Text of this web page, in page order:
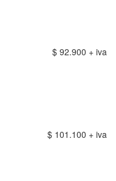
$ 92.900 + iva
$ 101.100 + iva